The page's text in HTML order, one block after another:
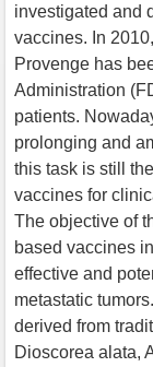
investigated and
vaccines. In
Provenge has
Administration
patients.
prolonging and
this task is still
vaccines for
The objective of
based vaccines
effective and
metastatic
derived from
Dioscorea alata,